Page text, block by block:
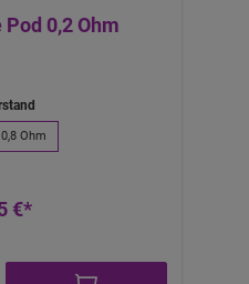
0,2 Ohm
0,8 Ohm
€*